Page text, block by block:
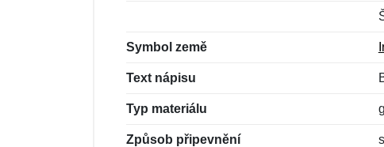
Symbol země
Text nápisu
Typ materiálu
Způsob připevnění